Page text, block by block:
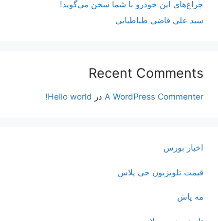
چراغ‌های این خودرو با شما سخن می‌گوید!
سید علی قاضی طباطبایی
Recent Comments
A WordPress Commenter در Hello world!
اخبار بورس
قیمت تلویزیون جی پلاس
مه پاش